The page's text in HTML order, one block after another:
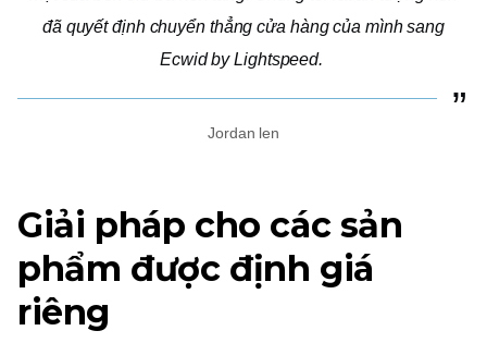
đã quyết định chuyển thẳng cửa hàng của mình sang
Ecwid by Lightspeed.
Jordan len
Giải pháp cho các sản
phẩm được định giá
riêng